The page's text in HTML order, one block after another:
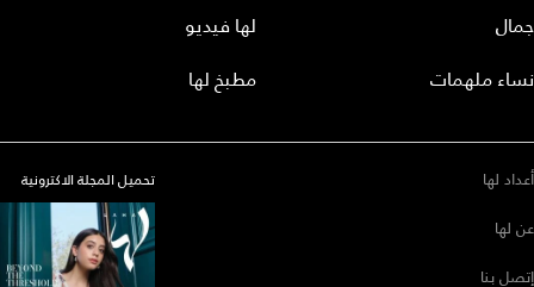
جمال
نساء ملهمات
لها فيديو
مطبخ لها
أعداد لها
عن لها
إتصل بنا
تحميل المجلة الاكترونية